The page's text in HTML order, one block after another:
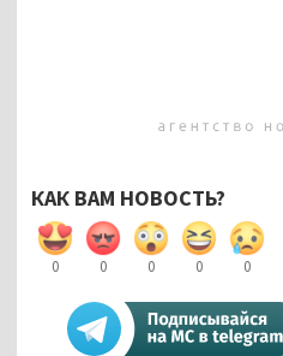
КАК ВАМ НОВОСТЬ?
0 0 0 0 0